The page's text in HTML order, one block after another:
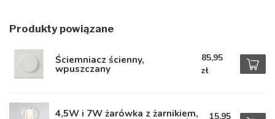
Produkty powiązane
Ściemniacz ścienny,
wpuszczany
85,95
zł
4,5W i 7W żarówka z żarnikiem, 15,95